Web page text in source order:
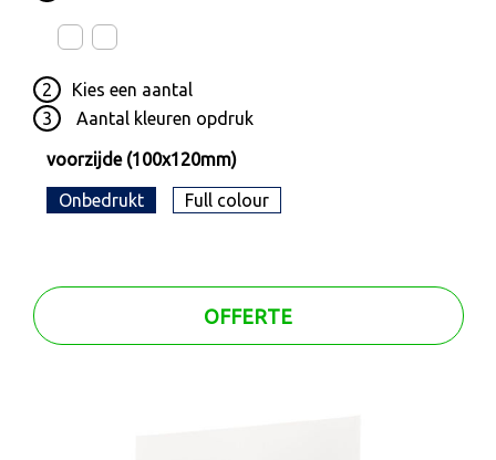
2 Kies een aantal
3
Aantal kleuren opdruk
voorzijde (100x120mm)
Onbedrukt Full colour
OFFERTE